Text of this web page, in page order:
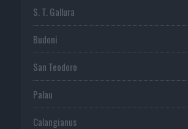
S. T. Gallura
Budoni
San Teodoro
Palau
Calangianus